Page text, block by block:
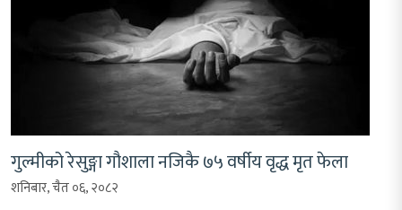
गुल्मीको रेसुङ्गा गौशाला नजिकै ७५ वर्षीय वृद्ध मृत फेला
शनिबार, चैत ०६, २०८२